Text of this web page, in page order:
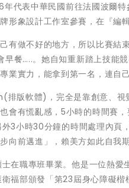
代表中華民國前往法國波爾
象設計工作室參賽，在『編
有做不好的地方，所以比賽結
餐…..。她自知重新踏上技能
業實力，能拿到第一名，連自
版軟體)，完全是靠創意、
會有慌亂感，5小時的時間賽
3小時30分鐘的時間處理內頁
向前邁進」，賴美方如此自我期
在職專班畢業。他是一位熱
福部頒發「第23屆身心障礙楷